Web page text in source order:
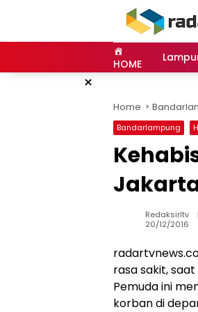
HOME
×
Home
Bandarlampung
Redaksirltv
20/12/2016
rasa sakit,
Pemuda ini
korban di